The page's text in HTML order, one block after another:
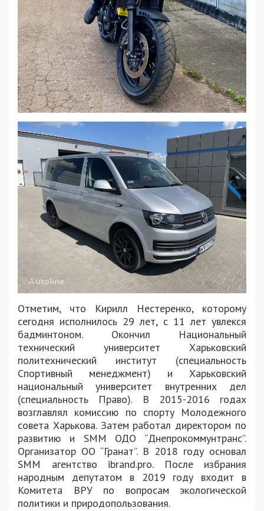
Отметим, что Кирилл Нестеренко, которому
сегодня исполнилось 29 лет, с 11 лет увлекся
бадминтоном. Окончил Национальный
технический университет Харьковский
политехнический институт (специальность
Спортивный менеджмент) и Харьковский
национальный университет внутренних дел
(специальность Право). В 2015-2016 годах
возглавлял комиссию по спорту Молодежного
совета Харькова. Затем работал директором по
развитию и SMM ОДО “Днепрокоммунтранс”.
Организатор ОО “Гранат”. В 2018 году основал
SMM агентство ibrand.pro. После избрания
народным депутатом в 2019 году входит в
Комитета ВРУ по вопросам экологической
политики и природопользования.